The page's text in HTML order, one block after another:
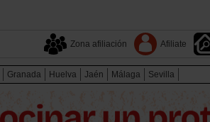
Zona afiliación Afiliate
Granada Huelva Jaén Málaga Sevilla